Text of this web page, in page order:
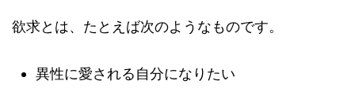
欲求とは、たとえば次のようなものです。
異性に愛される自分になりたい